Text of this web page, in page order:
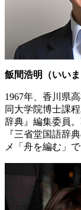
飯間浩明（いいま
1967年、香川県
同大学院博士課
辞典』編集委員
『三省堂国語辞
メ「舟を編む」